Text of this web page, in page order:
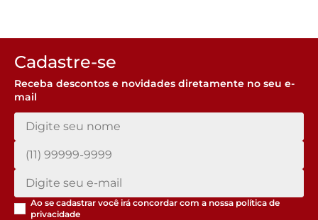
Cadastre-se
Receba descontos e novidades diretamente no seu e-
mail
Ao se cadastrar você irá concordar com a nossa política de
privacidade